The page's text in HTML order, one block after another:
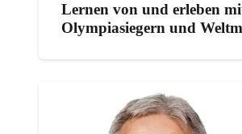
Lernen von und erleben
Olympiasiegern und